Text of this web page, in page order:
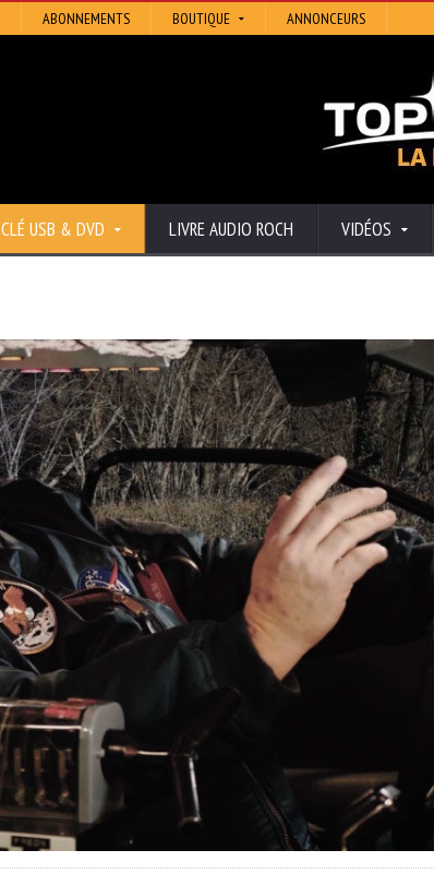
ABONNEMENTS BOUTIQUE ANNONCEURS
CLÉ USB & DVD LIVRE AUDIO ROCH VIDÉOS